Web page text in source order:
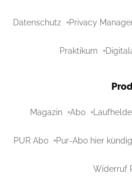
Datenschutz Privacy
Praktikum
Magazin Abo
PUR Abo Pur-Abo hier
Widerruf